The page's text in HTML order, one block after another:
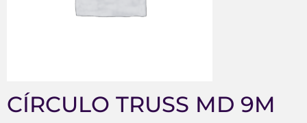
CÍRCULO TRUSS MD 9M